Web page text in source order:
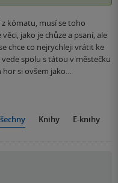
kómatu, musí se toho
jako je chůze a psaní, ale
chce co nejrychleji vrátit ke
spolu s tátou v městečku
hor si ovšem jako…
Knihy E-knihy